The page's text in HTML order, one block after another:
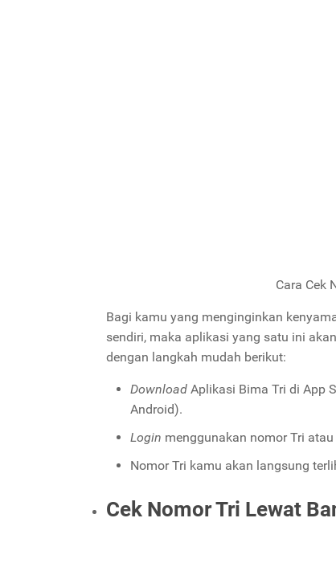
Cara Cek
Bagi kamu yang menginginkan
sendiri, maka aplikasi yang satu ini
dengan langkah mudah berikut:
Download Aplikasi Bima Tri di App
Android).
Login menggunakan nomor Tri
Nomor Tri kamu akan langsung
Cek Nomor Tri Lewat